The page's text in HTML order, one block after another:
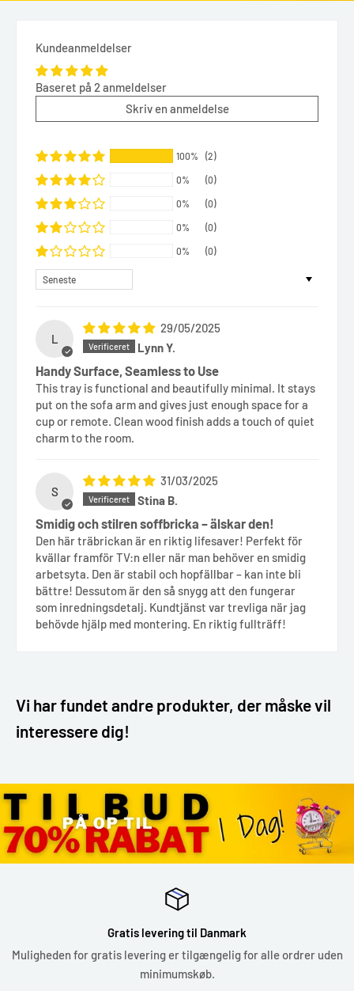
Kundeanmeldelser
Baseret på 2 anmeldelser
Skriv en anmeldelse
100% (2)
0% (0)
0% (0)
0% (0)
0% (0)
Sort by
L
29/05/2025
Lynn Y.
Handy Surface, Seamless to Use
This tray is functional and beautifully minimal. It stays
put on the sofa arm and gives just enough space for a
cup or remote. Clean wood finish adds a touch of quiet
charm to the room.
S
31/03/2025
Stina B.
Smidig och stilren soffbricka – älskar den!
Den här träbrickan är en riktig lifesaver! Perfekt för
kvällar framför TV:n eller när man behöver en smidig
arbetsyta. Den är stabil och hopfällbar – kan inte bli
bättre! Dessutom är den så snygg att den fungerar
som inredningsdetalj. Kundtjänst var trevliga när jag
behövde hjälp med montering. En riktig fullträff!
Vi har fundet andre produkter, der måske vil
interessere dig!
Gratis levering til Danmark
Muligheden for gratis levering er tilgængelig for alle ordrer uden
minimumskøb.